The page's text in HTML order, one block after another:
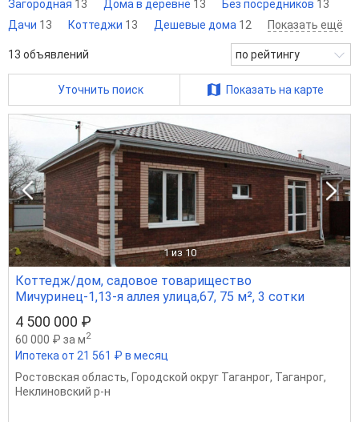
Загородная 13 Дома в деревне 13 Без посредников 13
Дачи 13 Коттеджи 13 Дешевые дома 12 Показать ещё
13 объявлений по рейтингу
Уточнить поиск Показать на карте
1 из 10
Коттедж/дом, садовое товарищество
Мичуринец-1,13-я аллея улица,67, 75 м², 3 сотки
4 500 000 ₽
60 000 ₽ за м2
Ипотека от 21 561 ₽ в месяц
Ростовская область, Городской округ Таганрог, Таганрог,
Неклиновский р-н